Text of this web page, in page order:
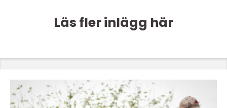
Läs fler inlägg här